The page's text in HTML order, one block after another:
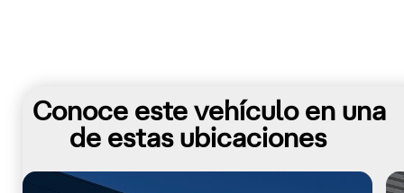
Conoce este vehículo en una
de estas ubicaciones